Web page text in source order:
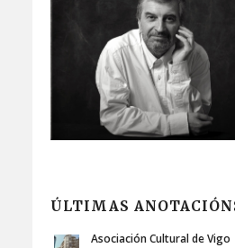
ÚLTIMAS
Asociación Cultural de Vigo